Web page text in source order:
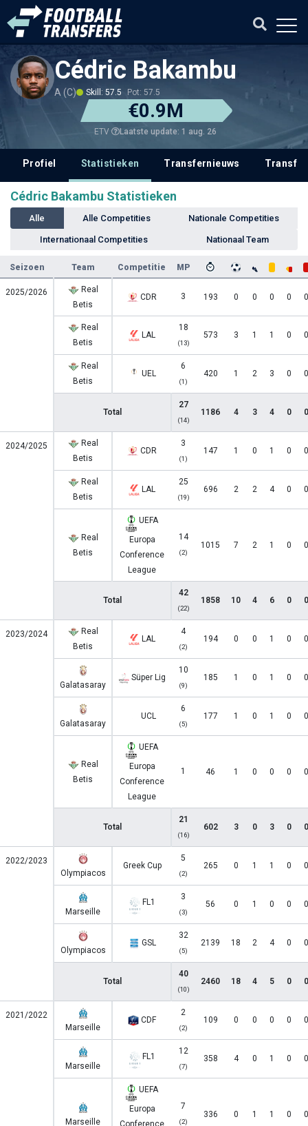
Cédric Bakambu
A (C) Skill: 57.5 Pot: 57.5
€0.9M
ETV Laatste update: 1 aug. 26
Profiel Statistieken Transfernieuws
Cédric Bakambu Statistieken
Alle Alle Competities Nationale Competities
Internationaal Competities Nationaal Team
Seizoen Team Competitie MP
2025/2026
Real
Betis
CDR 3 193 0 0 0 0 0
Real
Betis
LAL
18
(13)
573 3 1 1 0 0
Real
Betis
UEL
6
(1)
420 1 2 3 0 0
Total
27
(14)
1186 4 3 4 0 0
2024/2025
Real
Betis
CDR
3
(1)
147 1 0 1 0 0
Real
Betis
LAL
25
(19)
696 2 2 4 0 0
Real
Betis
UEFA
Europa
Conference
League
14
(2)
1015 7 2 1 0 0
Total
42
(22)
1858 10 4 6 0 0
2023/2024
Real
Betis
LAL
4
(2)
194 0 0 1 0 0
Galatasaray
Süper Lig
10
(9)
185 1 0 1 0 0
Galatasaray
UCL
6
(5)
177 1 0 1 0 0
Real
Betis
UEFA
Europa
Conference
League
1 46 1 0 0 0 0
Total
21
(16)
602 3 0 3 0 0
2022/2023
Olympiacos
Greek Cup
5
(2)
265 0 1 1 0 0
Marseille
FL1
3
(3)
56 0 1 0 0 0
Olympiacos
GSL
32
(5)
2139 18 2 4 0 0
Total
40
(10)
2460 18 4 5 0 0
2021/2022
Marseille
CDF
2
(2)
109 0 0 0 0 0
Marseille
FL1
12
(7)
358 4 0 1 0 0
Marseille
UEFA
Europa
7
(2)
336 0 1 1 0 0